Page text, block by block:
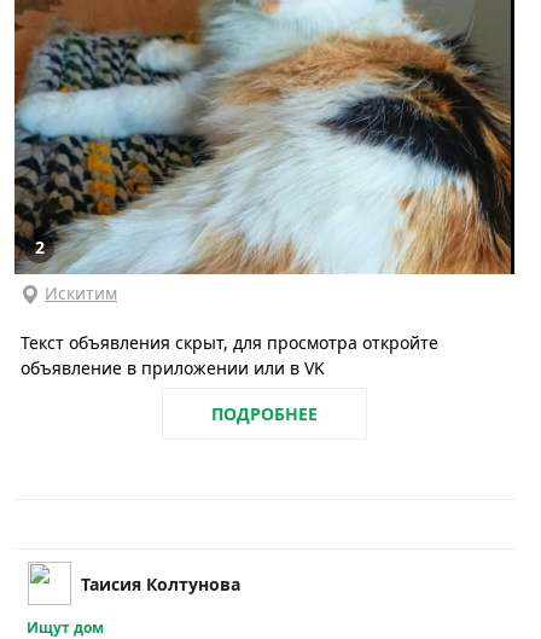
2
Искитим
Текст объявления скрыт, для просмотра откройте
объявление в приложении или в VK
ПОДРОБНЕЕ
Таисия Колтунова
Ищут дом